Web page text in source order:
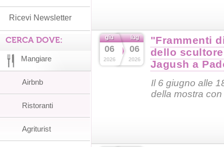
giu
06
2026
lug
06
2026
"Frammenti
dello
Jagush a
Il 6 giugno alle
della mostra
Ricevi Newsletter
CERCA DOVE:
Mangiare
Airbnb
Ristoranti
Agriturist